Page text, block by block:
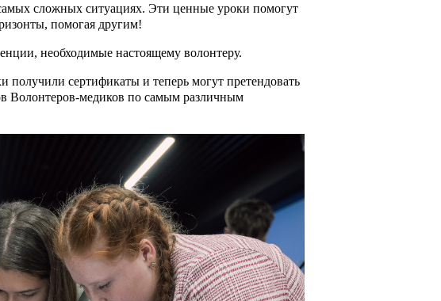
сложных ситуациях. Эти ценные уроки помогут
помогая другим!
необходимые настоящему волонтеру.
сертификаты и теперь могут претендовать
Волонтеров-медиков по самым различным